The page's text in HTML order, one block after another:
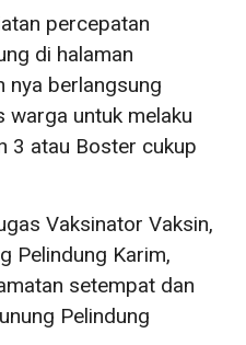
percepatan
di halaman
nya berlangsung
warga untuk melaku
3 atau Boster cukup
Vaksinator Vaksin,
Pelindung Karim,
setempat dan
Pelindung